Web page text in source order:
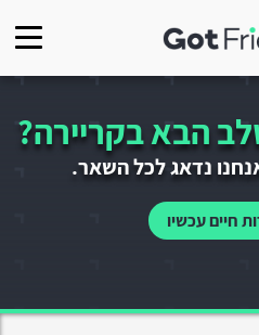
הבא בקריירה?
נדאג לכל השאר.
חיים עכשיו